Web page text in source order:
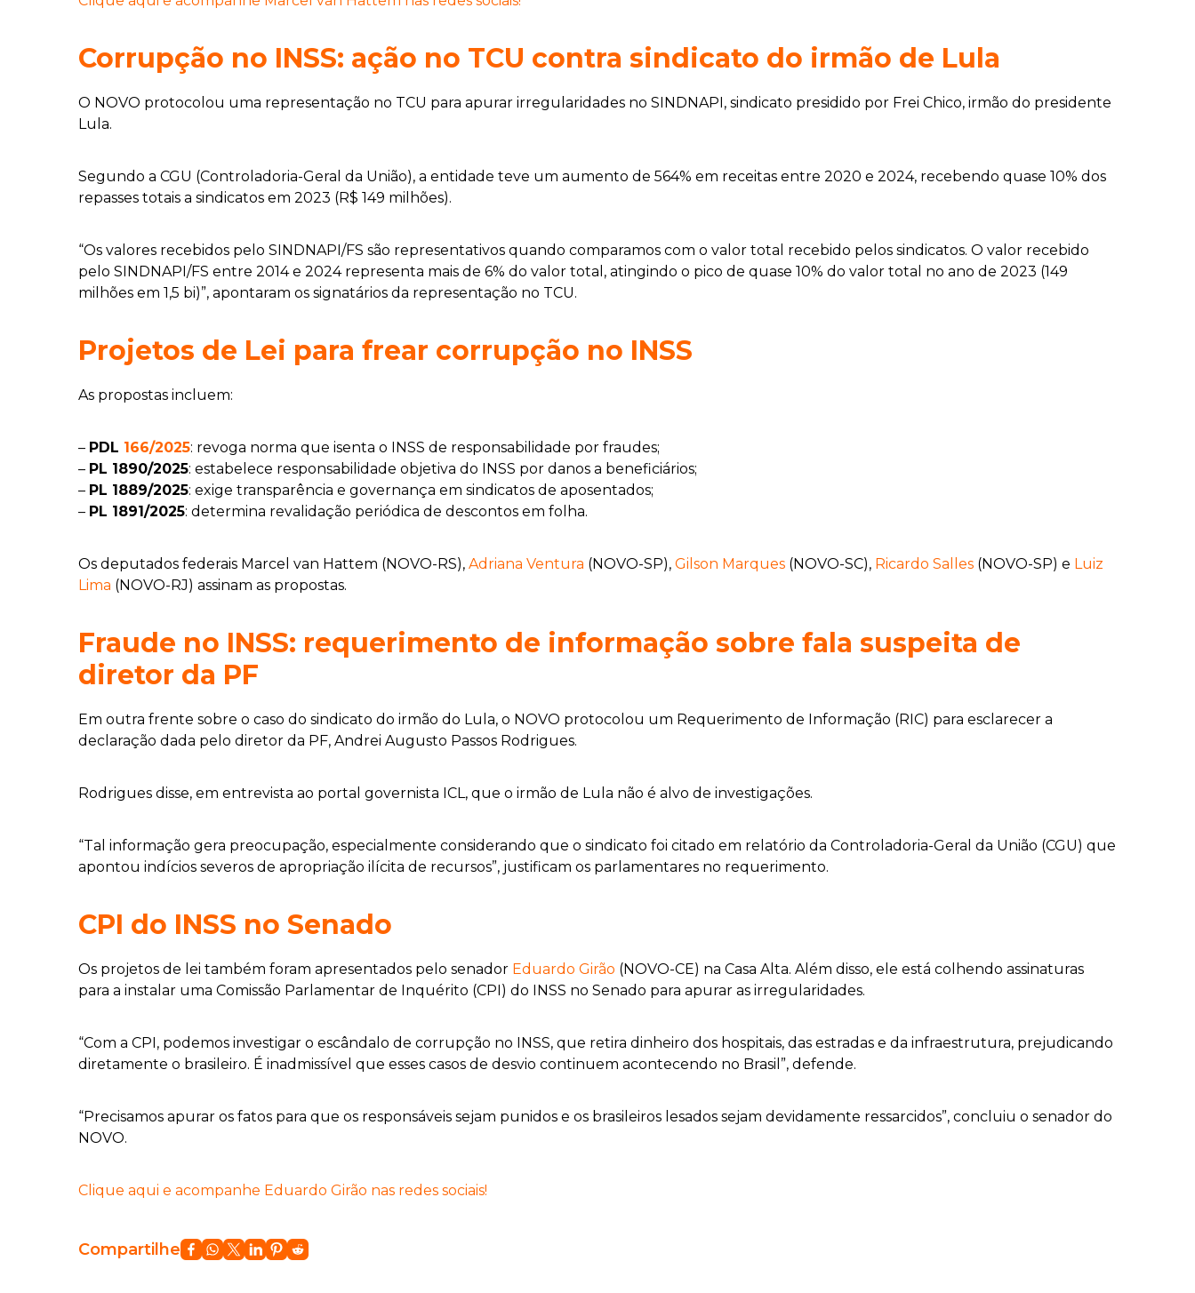
Corrupção no INSS: ação no TCU contra sindicato do irmão de Lula
O NOVO protocolou uma representação no TCU para apurar irregularidades no SINDNAPI, sindicato presidido por Frei Chico, irmão do presidente
Lula.
Segundo a CGU (Controladoria-Geral da União), a entidade teve um aumento de 564% em receitas entre 2020 e 2024, recebendo quase 10% dos
repasses totais a sindicatos em 2023 (R$ 149 milhões).
“Os valores recebidos pelo SINDNAPI/FS são representativos quando comparamos com o valor total recebido pelos sindicatos. O valor recebido
pelo SINDNAPI/FS entre 2014 e 2024 representa mais de 6% do valor total, atingindo o pico de quase 10% do valor total no ano de 2023 (149
milhões em 1,5 bi)”, apontaram os signatários da representação no TCU.
Projetos de Lei para frear corrupção no INSS
As propostas incluem:
– PDL 166/2025: revoga norma que isenta o INSS de responsabilidade por fraudes;
– PL 1890/2025: estabelece responsabilidade objetiva do INSS por danos a beneficiários;
– PL 1889/2025: exige transparência e governança em sindicatos de aposentados;
– PL 1891/2025: determina revalidação periódica de descontos em folha.
Os deputados federais Marcel van Hattem (NOVO-RS), Adriana Ventura (NOVO-SP), Gilson Marques (NOVO-SC), Ricardo Salles (NOVO-SP) e Luiz
Lima (NOVO-RJ) assinam as propostas.
Fraude no INSS: requerimento de informação sobre fala suspeita de
diretor da PF
Em outra frente sobre o caso do sindicato do irmão do Lula, o NOVO protocolou um Requerimento de Informação (RIC) para esclarecer a
declaração dada pelo diretor da PF, Andrei Augusto Passos Rodrigues.
Rodrigues disse, em entrevista ao portal governista ICL, que o irmão de Lula não é alvo de investigações.
“Tal informação gera preocupação, especialmente considerando que o sindicato foi citado em relatório da Controladoria-Geral da União (CGU) que
apontou indícios severos de apropriação ilícita de recursos”, justificam os parlamentares no requerimento.
CPI do INSS no Senado
Os projetos de lei também foram apresentados pelo senador Eduardo Girão (NOVO-CE) na Casa Alta. Além disso, ele está colhendo assinaturas
para a instalar uma Comissão Parlamentar de Inquérito (CPI) do INSS no Senado para apurar as irregularidades.
“Com a CPI, podemos investigar o escândalo de corrupção no INSS, que retira dinheiro dos hospitais, das estradas e da infraestrutura, prejudicando
diretamente o brasileiro. É inadmissível que esses casos de desvio continuem acontecendo no Brasil”, defende.
“Precisamos apurar os fatos para que os responsáveis sejam punidos e os brasileiros lesados sejam devidamente ressarcidos”, concluiu o senador do
NOVO.
Clique aqui e acompanhe Eduardo Girão nas redes sociais!
Compartilhe